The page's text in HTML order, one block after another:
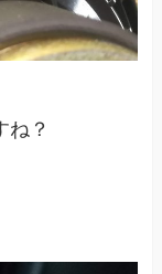
ね？